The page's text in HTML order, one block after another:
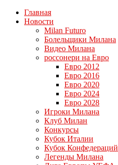
Главная
Новости
Milan Futuro
Болельщики Милана
Видео Милана
россонери на Евро
Евро 2012
Евро 2016
Евро 2020
Евро 2024
Евро 2028
Игроки Милана
Клуб Милан
Конкурсы
Кубок Италии
Кубок Конфедераций
Легенды Милана